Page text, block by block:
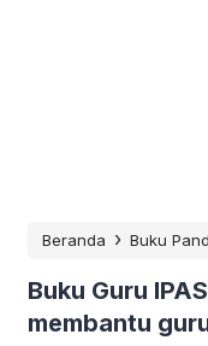
Beranda › Buku
Buku Guru
membantu